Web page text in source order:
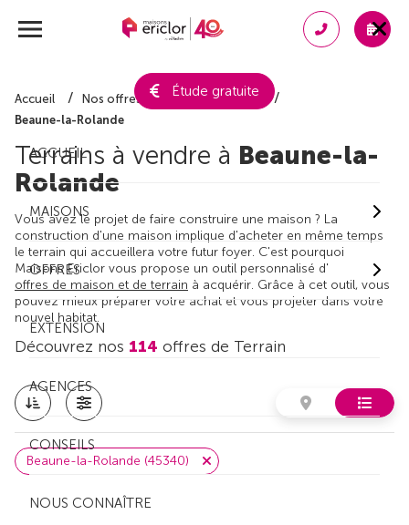
Étude gratuite
ACCUEIL
MAISONS
OFFRES
EXTENSION
AGENCES
CONSEILS
NOUS CONNAÎTRE
Accueil Nos offres de terrain
Loiret
Beaune-la-Rolande
Terrains à vendre à Beaune-la-
Rolande
Vous avez le projet de faire construire une maison ? La
construction d'une maison implique d'acheter en même temps
le terrain qui accueillera votre futur foyer. C'est pourquoi
Maisons Ericlor vous propose un outil personnalisé d'
offres de maison et de terrain à acquérir. Grâce à cet outil, vous
pouvez mieux préparer votre achat et vous projeter dans votre
nouvel habitat.
Découvrez nos 114 offres de Terrain
Beaune-la-Rolande (45340)